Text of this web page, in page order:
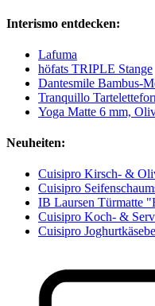
Interismo entdecken:
Lafuma
höfats TRIPLE Stange
Dantesmile Bambus-
Tranquillo
Yoga Matte 6 mm,
Neuheiten:
Cuisipro Kirsch- &
Cuisipro
IB Laursen Türmatte
Cuisipro Koch- &
Cuisipro